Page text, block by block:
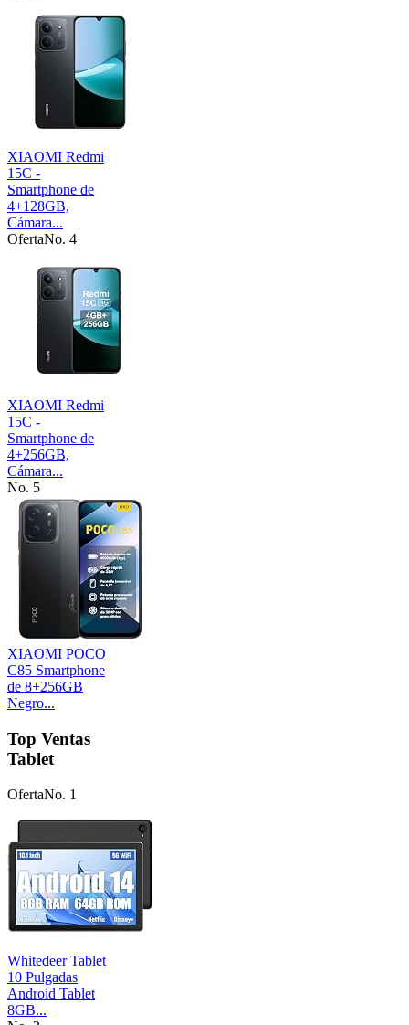
XIAOMI Redmi
15C -
Smartphone de
4+128GB,
Cámara...
OfertaNo. 4
XIAOMI Redmi
15C -
Smartphone de
4+256GB,
Cámara...
No. 5
XIAOMI POCO
C85 Smartphone
de 8+256GB
Negro...
Top Ventas
Tablet
OfertaNo. 1
Whitedeer Tablet
10 Pulgadas
Android Tablet
8GB...